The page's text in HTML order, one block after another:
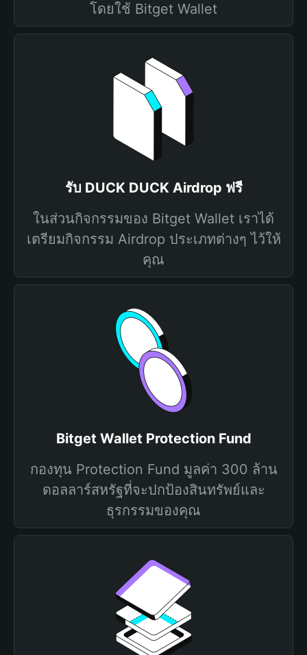
โดยใช้ Bitget Wallet
รับ DUCK DUCK Airdrop ฟรี
ในส่วนกิจกรรมของ Bitget Wallet เราได้
เตรียมกิจกรรม Airdrop ประเภทต่างๆ ไว้ให้
คุณ
Bitget Wallet Protection Fund
กองทุน Protection Fund มูลค่า 300 ล้าน
ดอลลาร์สหรัฐที่จะปกป้องสินทรัพย์และ
ธุรกรรมของคุณ